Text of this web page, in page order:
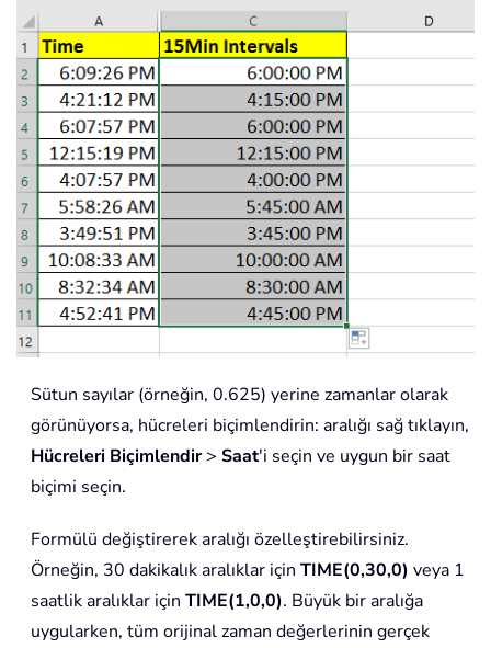
Sütun sayılar (örneğin, 0.625) yerine zamanlar olarak
görünüyorsa, hücreleri biçimlendirin: aralığı sağ tıklayın,
Hücreleri Biçimlendir> Saat'i seçin ve uygun bir saat
biçimi seçin.
Formülü değiştirerek aralığı özelleştirebilirsiniz.
Örneğin, 30 dakikalık aralıklar için TIME(0,30,0) veya 1
saatlik aralıklar için TIME(1,0,0). Büyük bir aralığa
uygularken, tüm orijinal zaman değerlerinin gerçek